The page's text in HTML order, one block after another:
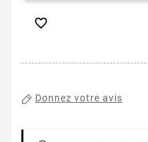

Donnez votre avis